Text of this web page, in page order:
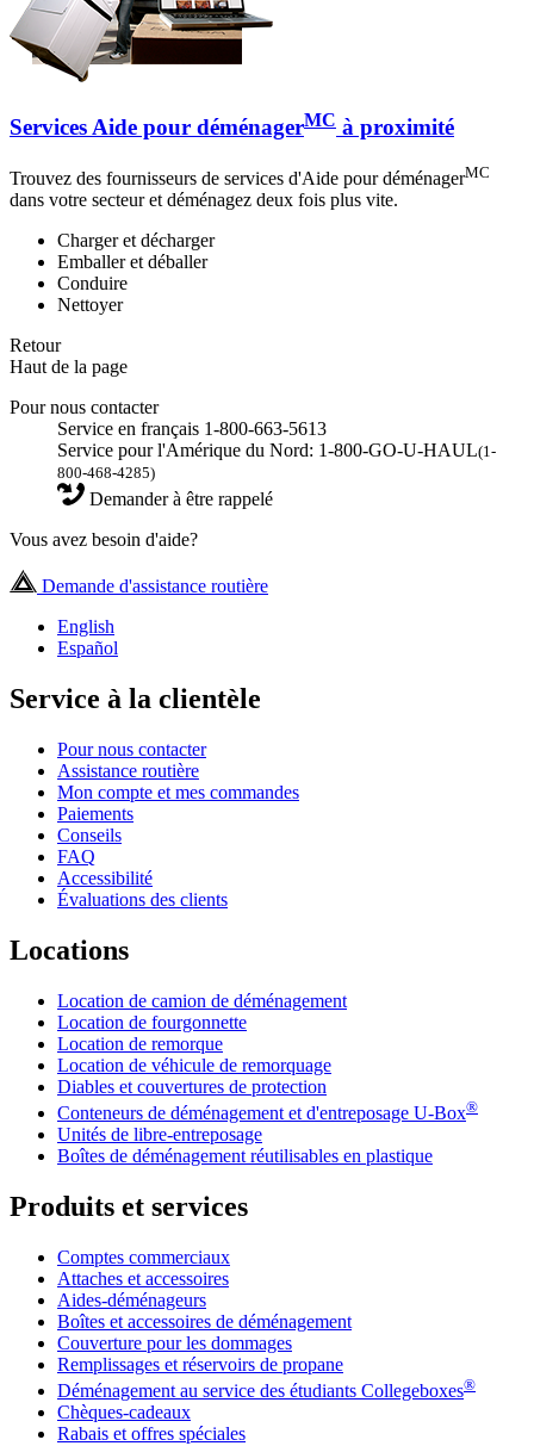
Services Aide pour déménagerMC à proximité
Trouvez des fournisseurs de services d'Aide pour déménagerMC
dans votre secteur et déménagez deux fois plus vite.
Charger et décharger
Emballer et déballer
Conduire
Nettoyer
Retour
Haut de la page
Pour nous contacter
Service en français 1-800-663-5613
Service pour l'Amérique du Nord: 1-800-GO-U-HAUL(1-
800-468-4285)
Demander à être rappelé
Vous avez besoin d'aide?
Demande d'assistance routière
English
Español
Service à la clientèle
Pour nous contacter
Assistance routière
Mon compte et mes commandes
Paiements
Conseils
FAQ
Accessibilité
Évaluations des clients
Locations
Location de camion de déménagement
Location de fourgonnette
Location de remorque
Location de véhicule de remorquage
Diables et couvertures de protection
Conteneurs de déménagement et d'entreposage U-Box®
Unités de libre-entreposage
Boîtes de déménagement réutilisables en plastique
Produits et services
Comptes commerciaux
Attaches et accessoires
Aides-déménageurs
Boîtes et accessoires de déménagement
Couverture pour les dommages
Remplissages et réservoirs de propane
Déménagement au service des étudiants Collegeboxes®
Chèques-cadeaux
Rabais et offres spéciales